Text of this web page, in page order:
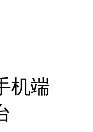
机端